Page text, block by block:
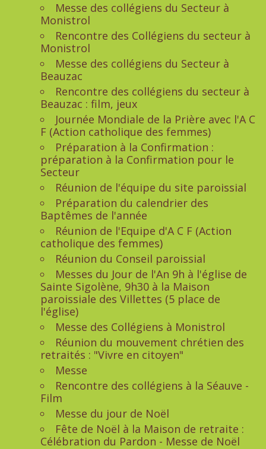
Messe des collégiens du Secteur à
Monistrol
Rencontre des Collégiens du secteur à
Monistrol
Messe des collégiens du Secteur à
Beauzac
Rencontre des collégiens du secteur à
Beauzac : film, jeux
Journée Mondiale de la Prière avec l'A C
F (Action catholique des femmes)
Préparation à la Confirmation :
préparation à la Confirmation pour le
Secteur
Réunion de l'équipe du site paroissial
Préparation du calendrier des
Baptêmes de l'année
Réunion de l'Equipe d'A C F (Action
catholique des femmes)
Réunion du Conseil paroissial
Messes du Jour de l'An 9h à l'église de
Sainte Sigolène, 9h30 à la Maison
paroissiale des Villettes (5 place de
l'église)
Messe des Collégiens à Monistrol
Réunion du mouvement chrétien des
retraités : "Vivre en citoyen"
Messe
Rencontre des collégiens à la Séauve -
Film
Messe du jour de Noël
Fête de Noël à la Maison de retraite :
Célébration du Pardon - Messe de Noël